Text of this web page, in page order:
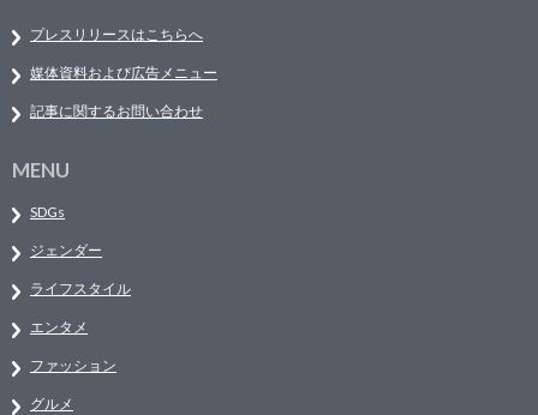
プレスリリースはこちらへ
媒体資料および広告メニュー
記事に関するお問い合わせ
MENU
SDGs
ジェンダー
ライフスタイル
エンタメ
ファッション
グルメ